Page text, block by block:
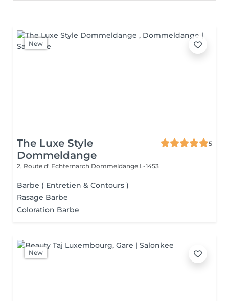
New
The Luxe Style
Dommeldange
5
2, Route d' Echternarch Dommeldange L-1453
Barbe ( Entretien & Contours )
Rasage Barbe
Coloration Barbe
New